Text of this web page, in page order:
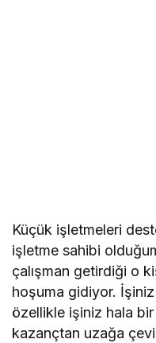
Küçük işletmeleri
işletme sahibi
çalışman getirdiği o
hoşuma gidiyor.
özellikle işiniz hala
kazançtan uzağa